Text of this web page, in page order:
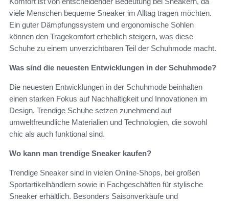
viele Menschen bequeme Sneaker im Alltag tragen möchten.
Ein guter Dämpfungssystem und ergonomische Sohlen
können den Tragekomfort erheblich steigern, was diese
Schuhe zu einem unverzichtbaren Teil der Schuhmode macht.
Was sind die neuesten Entwicklungen in der Schuhmode?
Die neuesten Entwicklungen in der Schuhmode beinhalten
einen starken Fokus auf Nachhaltigkeit und Innovationen im
Design. Trendige Schuhe setzen zunehmend auf
umweltfreundliche Materialien und Technologien, die sowohl
chic als auch funktional sind.
Wo kann man trendige Sneaker kaufen?
Trendige Sneaker sind in vielen Online-Shops, bei großen
Sportartikelhändlern sowie in Fachgeschäften für stylische
Sneaker erhältlich. Besonders Saisonverkäufe und